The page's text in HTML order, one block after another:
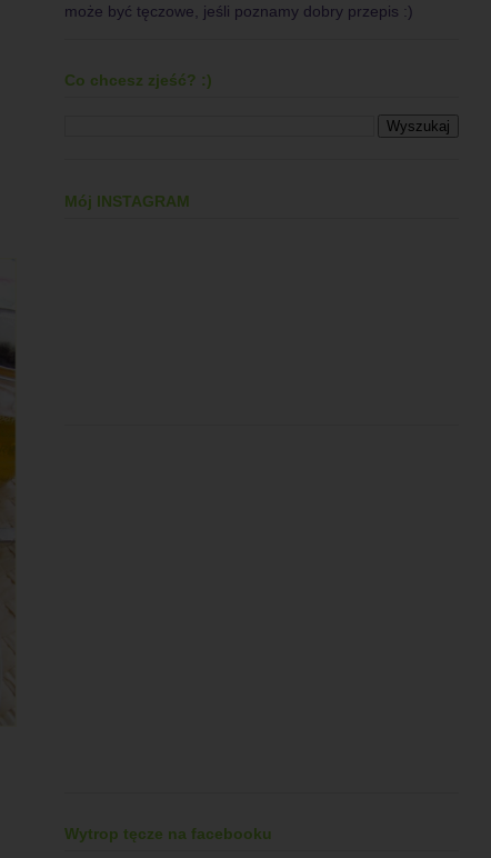
może być tęczowe, jeśli poznamy dobry przepis :)
Co chcesz zjeść? :)
Mój INSTAGRAM
Wytrop tęcze na facebooku